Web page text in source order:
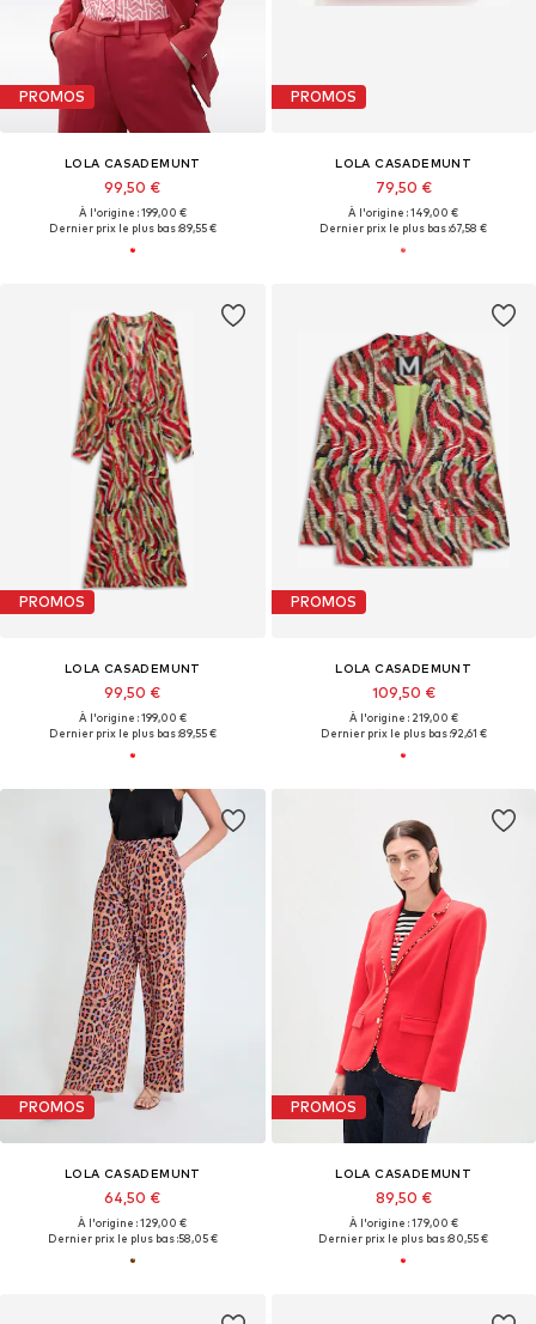
PROMOS
LOLA CASADEMUNT
99,50 €
À l'origine : 199,00 €
Dernier prix le plus bas :89,55 €
PROMOS
LOLA CASADEMUNT
79,50 €
À l'origine : 149,00 €
Dernier prix le plus bas :67,58 €
PROMOS
LOLA CASADEMUNT
99,50 €
À l'origine : 199,00 €
Dernier prix le plus bas :89,55 €
PROMOS
LOLA CASADEMUNT
109,50 €
À l'origine : 219,00 €
Dernier prix le plus bas :92,61 €
PROMOS
LOLA CASADEMUNT
64,50 €
À l'origine : 129,00 €
Dernier prix le plus bas :58,05 €
PROMOS
LOLA CASADEMUNT
89,50 €
À l'origine : 179,00 €
Dernier prix le plus bas :80,55 €